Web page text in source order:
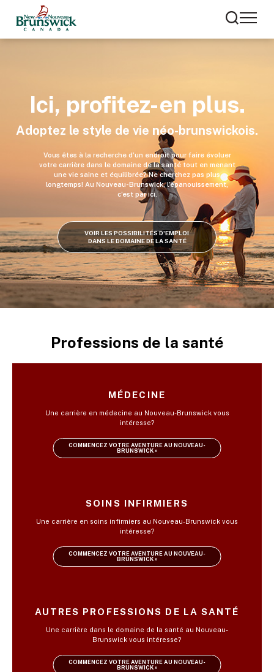
Ici, profitez-en plus.
Adoptez le style de vie néo-brunswickois.
Vous êtes à la recherche d’un endroit pour faire évoluer
votre carrière dans le domaine de la santé tout en menant
une vie saine et équilibrée? Ne cherchez pas plus
longtemps! Au Nouveau-Brunswick, l’épanouissement,
c’est par ici.
VOIR LES POSSIBILITÉS D'EMPLOI
DANS LE DOMAINE DE LA SANTÉ
Professions de la santé
MÉDECINE
Une carrière en médecine au Nouveau-Brunswick vous
intéresse?
COMMENCEZ VOTRE AVENTURE AU NOUVEAU-
BRUNSWICK »
SOINS INFIRMIERS
Une carrière en soins infirmiers au Nouveau-Brunswick vous
intéresse?
COMMENCEZ VOTRE AVENTURE AU NOUVEAU-
BRUNSWICK »
AUTRES PROFESSIONS DE LA SANTÉ
Une carrière dans le domaine de la santé au Nouveau-
Brunswick vous intéresse?
COMMENCEZ VOTRE AVENTURE AU NOUVEAU-
BRUNSWICK »